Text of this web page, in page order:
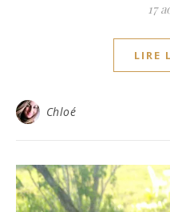
17
LIRE
Chloé